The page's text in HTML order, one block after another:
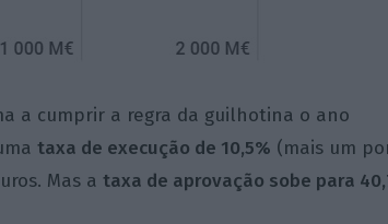
a cumprir a regra da guilhotina o ano
taxa de execução de 10,5% (mais um
Mas a taxa de aprovação sobe para